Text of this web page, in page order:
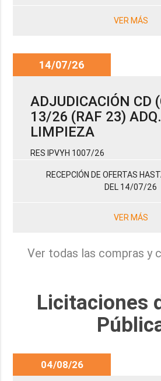
VER MÁS
14/07/26
ADJUDICACIÓN CD
13/26 (RAF 23)
LIMPIEZA
RES IPVYH 1007/26
RECEPCIÓN DE OFERTAS
DEL 14/07/26
VER MÁS
Ver todas las compras y
Licitaciones
04/08/26